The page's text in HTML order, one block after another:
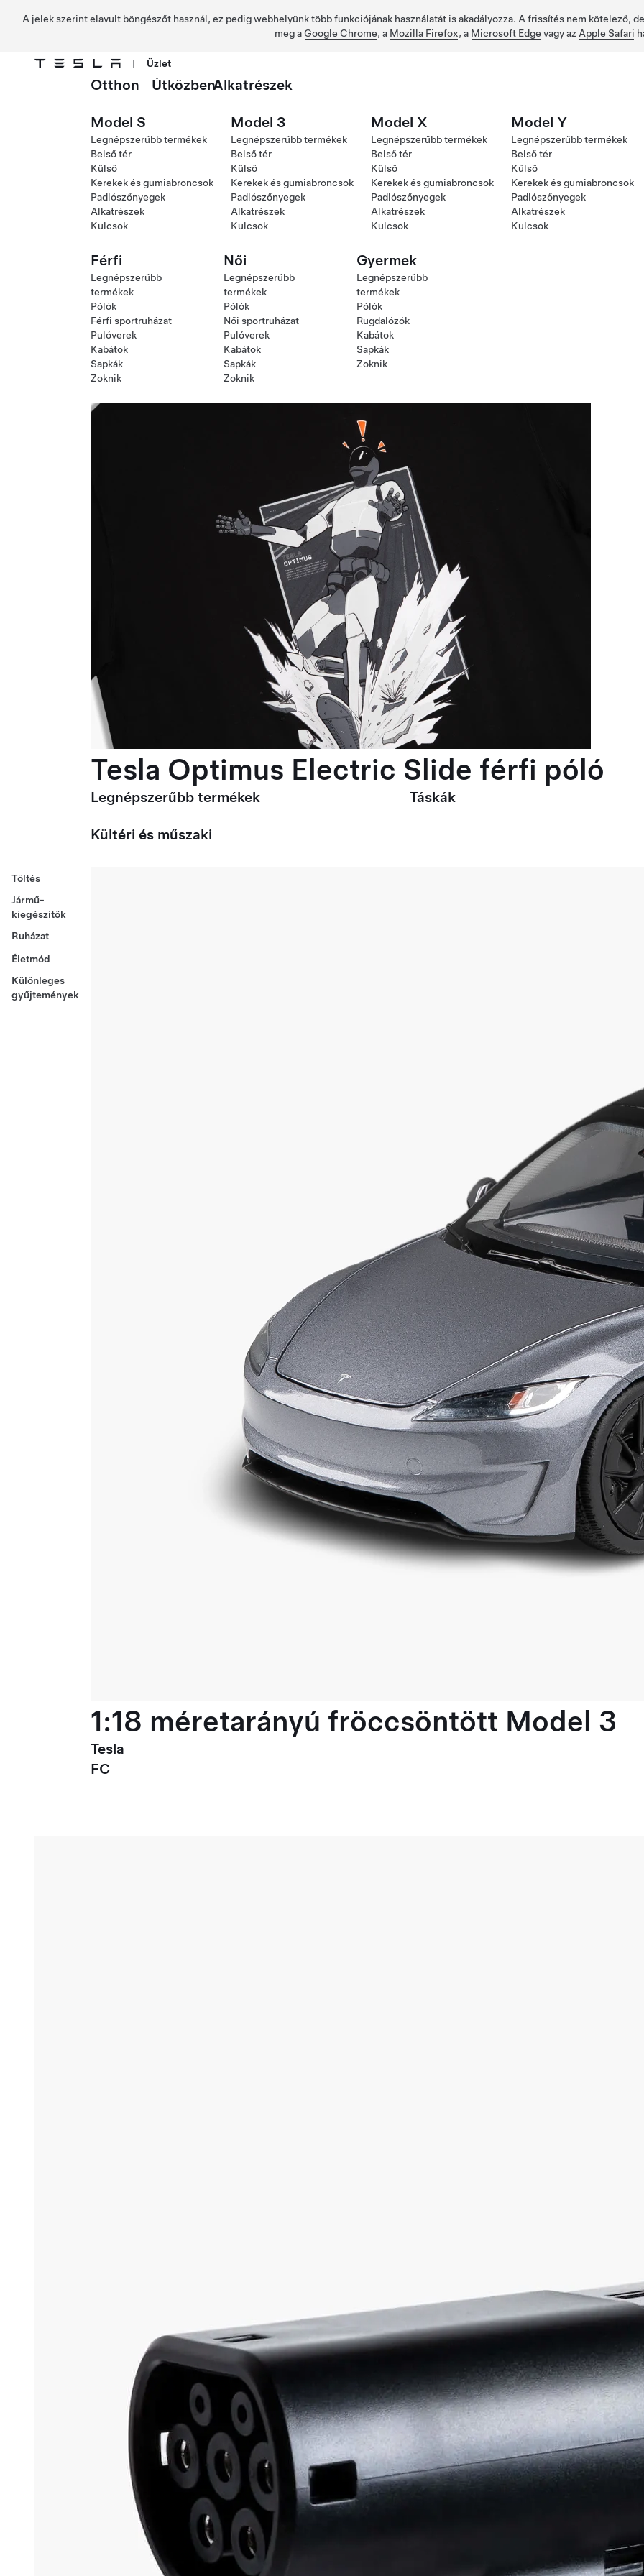
A jelek szerint elavult böngészőt használ, ez pedig webhelyünk több funkciójának használatát is akadályozza. A frissítés nem kötelező,
meg a Google Chrome, a Mozilla Firefox, a Microsoft Edge vagy az Apple Safari
Ugrás a fő tartalomra
| Üzlet
Töltés
Jármű-
kiegészítők
Ruházat
Életmód
Különleges
gyűjtemények
Otthon ÚtközbenAlkatrészek
Model S
Legnépszerűbb termékek
Belső tér
Külső
Kerekek és gumiabroncsok
Padlószőnyegek
Alkatrészek
Kulcsok
Model 3
Legnépszerűbb termékek
Belső tér
Külső
Kerekek és gumiabroncsok
Padlószőnyegek
Alkatrészek
Kulcsok
Model X
Legnépszerűbb termékek
Belső tér
Külső
Kerekek és gumiabroncsok
Padlószőnyegek
Alkatrészek
Kulcsok
Model Y
Legnépszerűbb termékek
Belső tér
Külső
Kerekek és gumiabroncsok
Padlószőnyegek
Alkatrészek
Kulcsok
Férfi
Legnépszerűbb
termékek
Pólók
Férfi sportruházat
Pulóverek
Kabátok
Sapkák
Zoknik
Női
Legnépszerűbb
termékek
Pólók
Női sportruházat
Pulóverek
Kabátok
Sapkák
Zoknik
Gyermek
Legnépszerűbb
termékek
Pólók
Rugdalózók
Kabátok
Sapkák
Zoknik
Tesla Optimus Electric Slide férfi póló
Legnépszerűbb termékek Táskák
Kültéri és műszaki
1:18 méretarányú fröccsöntött Model 3
Tesla
FC